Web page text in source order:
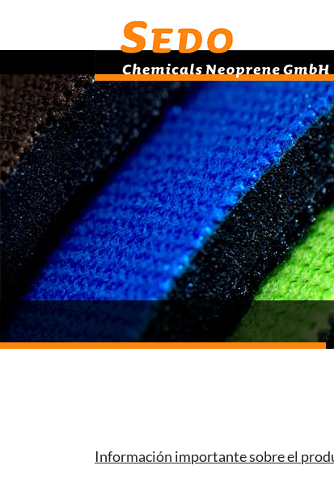
Información importante sobre el